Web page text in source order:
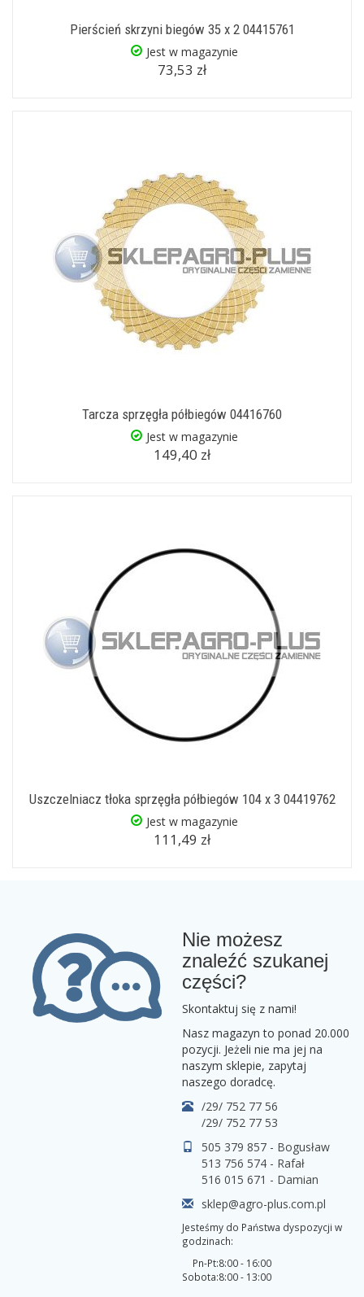
Pierścień skrzyni biegów 35 x 2 04415761
Jest w magazynie
73,53 zł
Tarcza sprzęgła półbiegów 04416760
Jest w magazynie
149,40 zł
Uszczelniacz tłoka sprzęgła półbiegów 104 x 3 04419762
Jest w magazynie
111,49 zł
Nie możesz
znaleźć szukanej
części?
Skontaktuj się z nami!
Nasz magazyn to ponad 20.000
pozycji. Jeżeli nie ma jej na
naszym sklepie, zapytaj
naszego doradcę.
/29/ 752 77 56
/29/ 752 77 53
505 379 857 - Bogusław
513 756 574 - Rafał
516 015 671 - Damian
sklep@agro-plus.com.pl
Jesteśmy do Państwa dyspozycji w
godzinach:
Pn-Pt:
Sobota:
8:00 - 16:00
8:00 - 13:00